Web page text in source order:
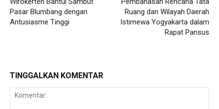
Pasar Blumbang dengan
Antusiasme Tinggi
Ruang dan Wilayah Daerah
Istimewa Yogyakarta dalam
Rapat Pansus
TINGGALKAN KOMENTAR